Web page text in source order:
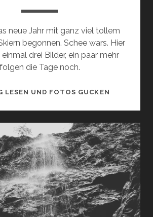
neue Jahr mit ganz viel tollem
begonnen. Schee wars. Hier
drei Bilder, ein paar mehr
folgen die Tage noch.
LESEN UND FOTOS GUCKEN